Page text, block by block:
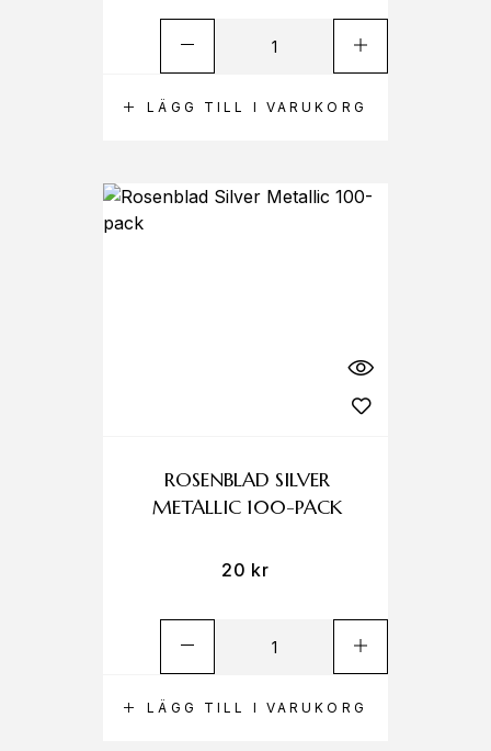
LÄGG TILL I VARUKORG
LÄGG TILL I VARUKORG
ROSENBLAD SILVER
METALLIC 100-PACK
20 kr